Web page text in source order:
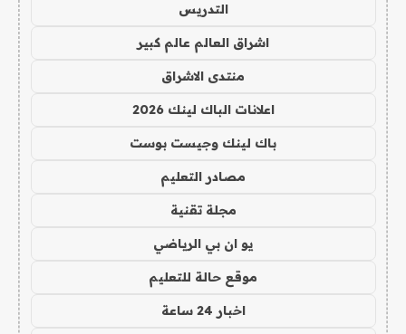
التدريس
اشراق العالم عالم كبير
منتدى الاشراق
اعلانات الباك لينك 2026
باك لينك وجيست بوست
مصادر التعليم
مجلة تقنية
يو ان بي الرياضي
موقع حالة للتعليم
اخبار 24 ساعة